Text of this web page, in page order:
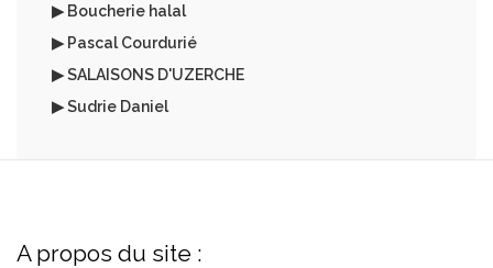
▶ Boucherie halal
▶ Pascal Courdurié
▶ SALAISONS D'UZERCHE
▶ Sudrie Daniel
A propos du site :